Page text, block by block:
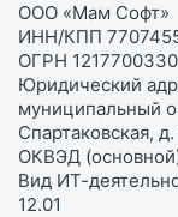
ООО «Мам Софт»
ИНН/КПП
ОГРН
Юридический
муниципальный
Спартаковская,
ОКВЭД
Вид ИТ-
12.01